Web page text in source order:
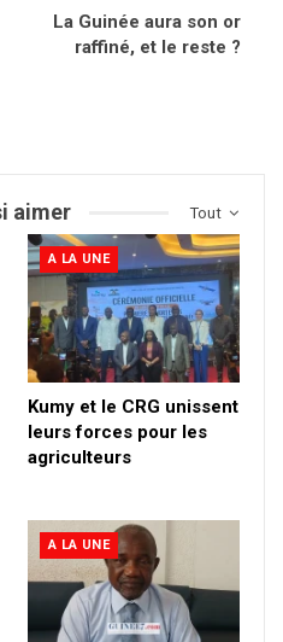
La Guinée aura son or
raffiné, et le reste ?
Tout
aimer
A LA UNE
Kumy et le CRG unissent
leurs forces pour les
agriculteurs
A LA UNE